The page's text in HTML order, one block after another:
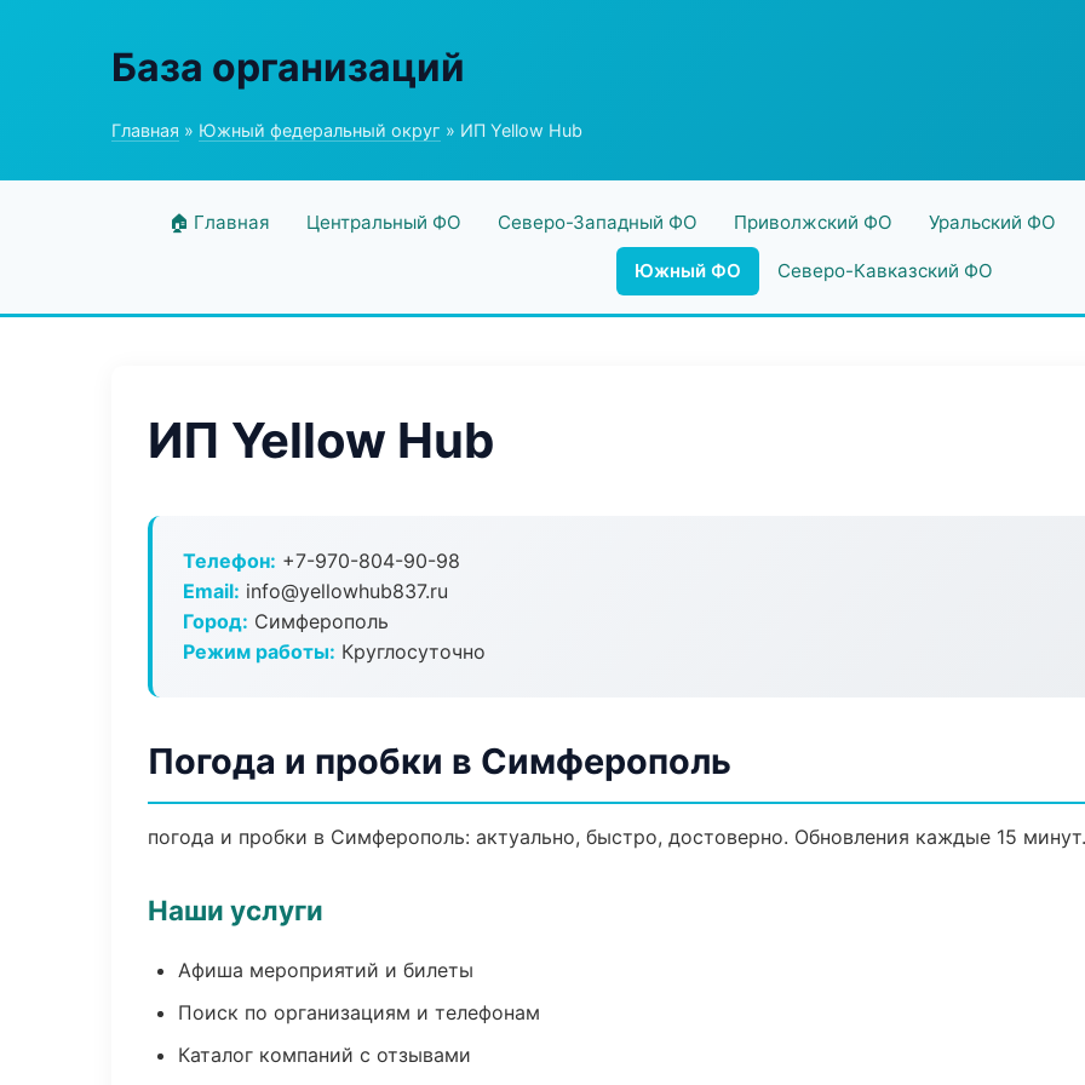
База организаций
Главная » Южный федеральный округ » ИП Yellow Hub
🏠 Главная Центральный ФО Северо-Западный ФО Приволжский ФО Уральский ФО
Южный ФО Северо-Кавказский ФО
ИП Yellow Hub
Телефон: +7-970-804-90-98
Email: info@yellowhub837.ru
Город: Симферополь
Режим работы: Круглосуточно
Погода и пробки в Симферополь
погода и пробки в Симферополь: актуально, быстро, достоверно. Обновления каждые 15 минут.
Наши услуги
Афиша мероприятий и билеты
Поиск по организациям и телефонам
Каталог компаний с отзывами